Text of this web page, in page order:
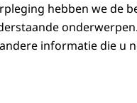
hebben we de
informatie die u